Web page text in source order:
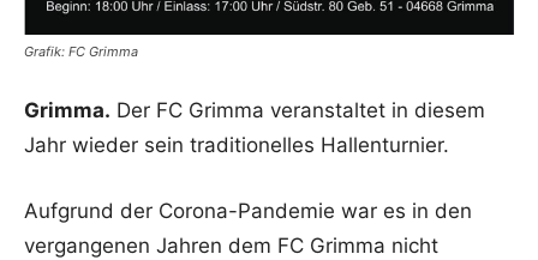
Grafik: FC Grimma
Grimma. Der FC Grimma veranstaltet in diesem
Jahr wieder sein traditionelles Hallenturnier.
Aufgrund der Corona-Pandemie war es in den
vergangenen Jahren dem FC Grimma nicht